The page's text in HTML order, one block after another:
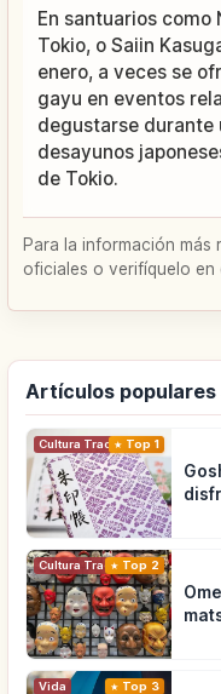
En santuarios como
Tokio, o Saiin
enero, a veces se
gayu en eventos
degustarse durante
desayunos
de Tokio.
Para la información
oficiales o verifíquelo en
Artículos populares
Cultura Tradicional
Top 1
Cultura Tradicional
Top 2
Vida Top 3